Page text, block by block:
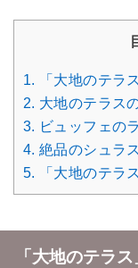
1. 「大地のテラ
2. 大地のテラス
3. ビュッフェの
4. 絶品のシュラ
5. 「大地のテラ
「大地のテラ